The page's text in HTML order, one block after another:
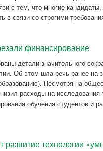
с тем, что многие
в связи со строгими
финансирование
детали значительного
Об этом шла речь ранее
Несмотря на
расходы на исследования
обучения студентов и
развитие технологии